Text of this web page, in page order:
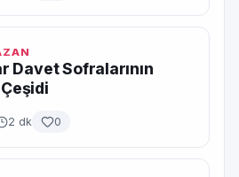
Davet Sofralarının
2 dk 0